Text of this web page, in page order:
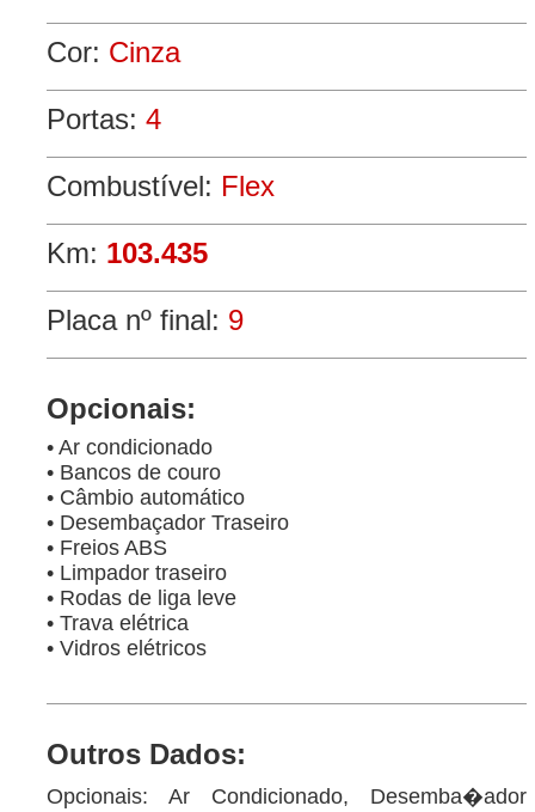
Cor: Cinza
Portas: 4
Combustível: Flex
Km: 103.435
Placa nº final: 9
Opcionais:
• Ar condicionado
• Bancos de couro
• Câmbio automático
• Desembaçador Traseiro
• Freios ABS
• Limpador traseiro
• Rodas de liga leve
• Trava elétrica
• Vidros elétricos
Outros Dados:
Opcionais: Ar Condicionado, Desemba�ador